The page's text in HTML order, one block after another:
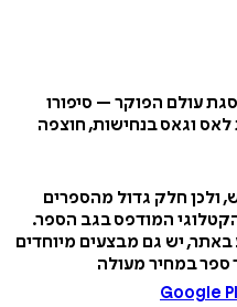
עולם הפוקר – סיפורו
וגאס בנחישות, חוצפה
ולכן חלק גדול מהספרים
המודפס בגב הספר.
יש גם מבצעים מיוחדים
ספר במחיר מעולה
Google